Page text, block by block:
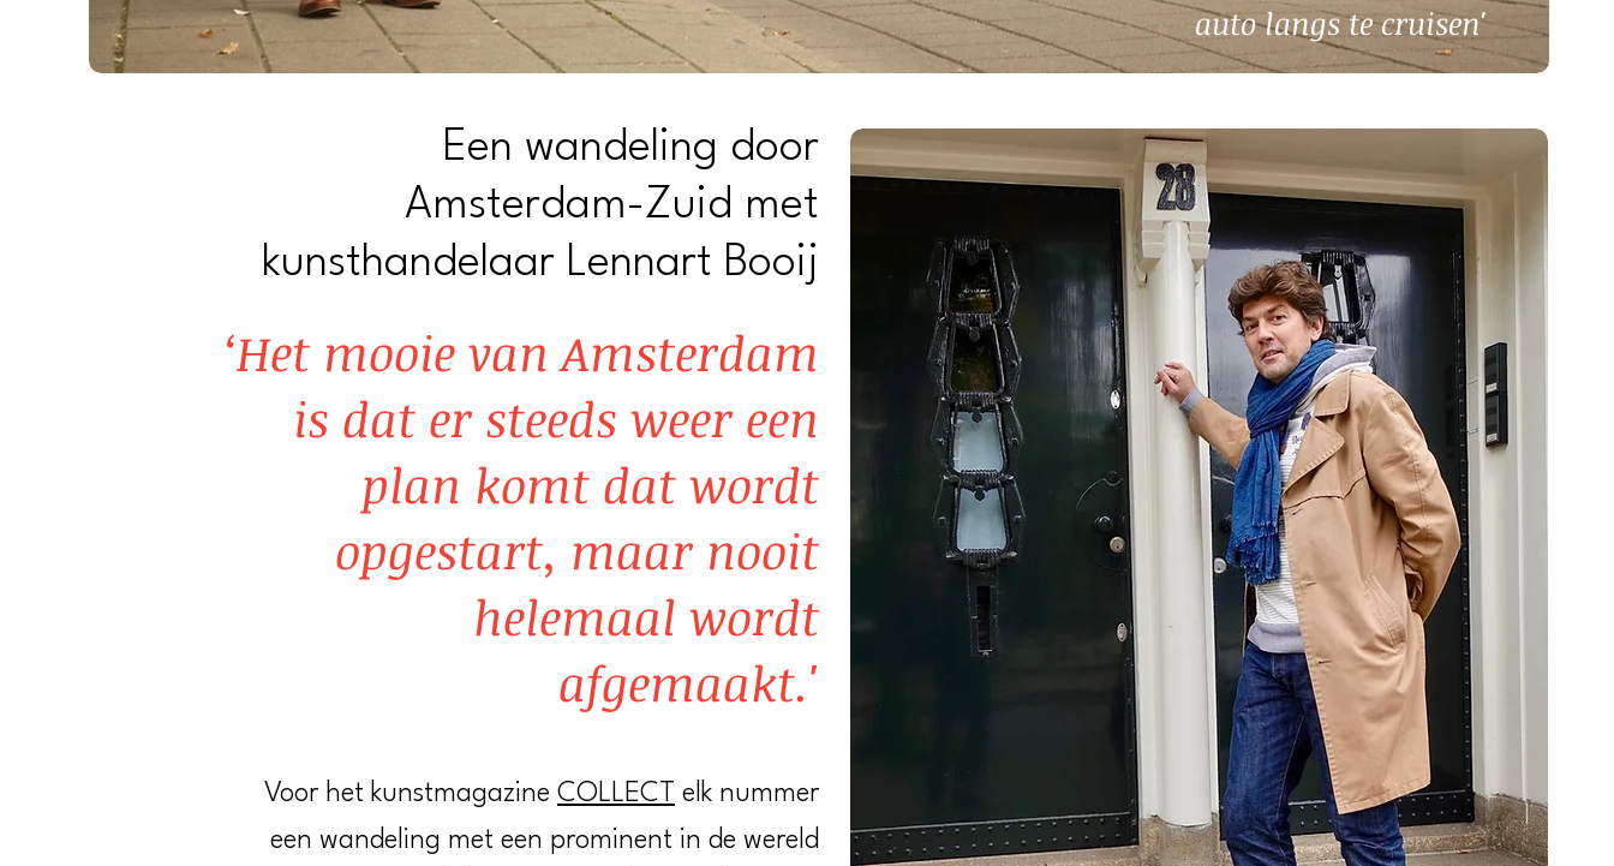
auto langs te cruisen'
Een wandeling door
Amsterdam-Zuid met
kunsthandelaar Lennart Booij
‘Het mooie van Amsterdam
is dat er steeds weer een
plan komt dat wordt
opgestart, maar nooit
helemaal wordt
afgemaakt.'
Voor het kunstmagazine COLLECT elk nummer
een wandeling met een prominent in de wereld